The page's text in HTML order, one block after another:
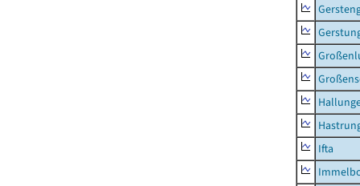
Ifta